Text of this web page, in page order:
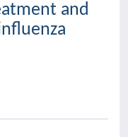
and